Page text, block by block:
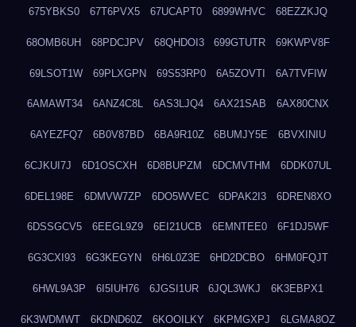
675YBKS0 67T6PVX5 67UCAPT0 6899WHVC 68EZZKJQ
68OMB6UH 68PDCJPV 68QHDOI3 699GTUTR 69KWPV8F
69LSOT1W 69PLXGPN 69S53RP0 6A5ZOVTI 6A7TVFIW
6AMAWT34 6ANZ4C8L 6AS3LJQ4 6AX21SAB 6AX80CNX
6AYEZFQ7 6B0V87BD 6BA9R10Z 6BUMJY5E 6BVXINIU
6CJKUI7J 6D1OSCXH 6D8BUPZM 6DCMVTHM 6DDK07UL
6DEL198E 6DMVW7ZP 6DO5WVEC 6DPAK2I3 6DREN8XO
6DSSGCV5 6EEGL9Z9 6EI21UCB 6EMNTEE0 6F1DJ5WF
6G3CXI93 6G3KEGYN 6H6L0Z3E 6HD2DCBO 6HM0FQJT
6HWL9A3P 6I5IUH76 6JGSI1UR 6JQL3WKJ 6K3EBPX1
6K3WDMWT 6KDND60Z 6KOOILKY 6KPMGXPJ 6LGMA8OZ